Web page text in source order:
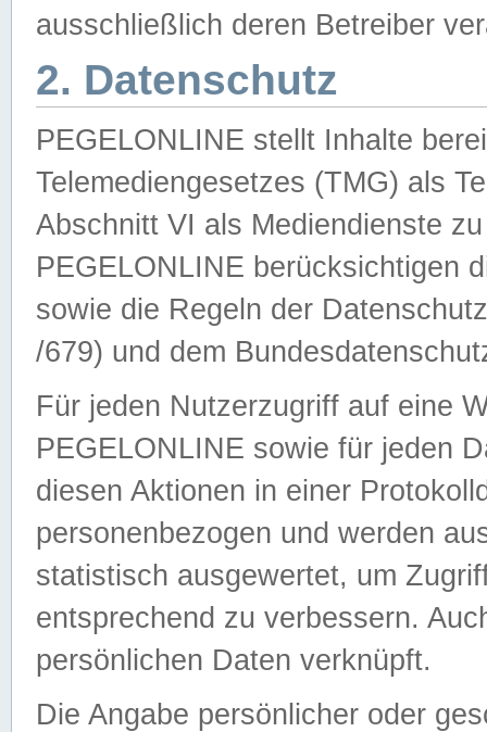
ausschließlich deren Betreiber
2. Datenschutz
PEGELONLINE stellt Inhalte
Telemediengesetzes (TMG) als
Abschnitt VI als Mediendienste
PEGELONLINE berücksichtigen
sowie die Regeln der
/679) und dem
Für jeden Nutzerzugriff auf eine
PEGELONLINE sowie für jeden
diesen Aktionen in einer
personenbezogen und werden
statistisch ausgewertet, um
entsprechend zu verbessern.
persönlichen Daten verknüpft.
Die Angabe persönlicher oder